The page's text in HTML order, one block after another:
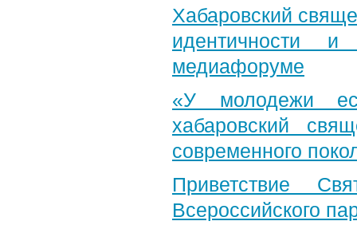
Хабаровский
идентичности
медиафоруме
«У молодежи
хабаровский
современного
Приветствие
Всероссийского